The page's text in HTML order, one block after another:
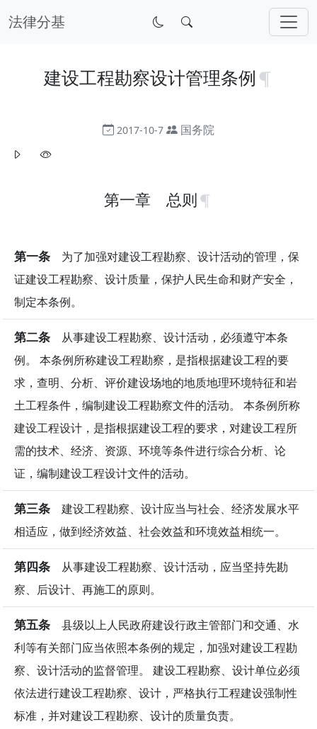
法律分基
建设工程勘察设计管理条例
2017-10-7 国务院
第一章 总则
第一条 为了加强对建设工程勘察、设计活动的管理，保
证建设工程勘察、设计质量，保护人民生命和财产安全，
制定本条例。
第二条 从事建设工程勘察、设计活动，必须遵守本条
例。 本条例所称建设工程勘察，是指根据建设工程的要
求，查明、分析、评价建设场地的地质地理环境特征和岩
土工程条件，编制建设工程勘察文件的活动。 本条例所称
建设工程设计，是指根据建设工程的要求，对建设工程所
需的技术、经济、资源、环境等条件进行综合分析、论
证，编制建设工程设计文件的活动。
第三条 建设工程勘察、设计应当与社会、经济发展水平
相适应，做到经济效益、社会效益和环境效益相统一。
第四条 从事建设工程勘察、设计活动，应当坚持先勘
察、后设计、再施工的原则。
第五条 县级以上人民政府建设行政主管部门和交通、水
利等有关部门应当依照本条例的规定，加强对建设工程勘
察、设计活动的监督管理。 建设工程勘察、设计单位必须
依法进行建设工程勘察、设计，严格执行工程建设强制性
标准，并对建设工程勘察、设计的质量负责。